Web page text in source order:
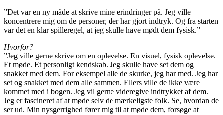
”Det var en ny måde at skrive mine erindringer på. Jeg ville
koncentrere mig om de personer, der har gjort indtryk. Og fra starten
var det en klar spilleregel, at jeg skulle have mødt dem fysisk.”
Hvorfor?
”Jeg ville gerne skrive om en oplevelse. En visuel, fysisk oplevelse.
Et møde. Et personligt kendskab. Jeg skulle have set dem og
snakket med dem. For eksempel alle de skurke, jeg har med. Jeg har
set og snakket med dem alle sammen. Ellers ville de ikke være
kommet med i bogen. Jeg vil gerne videregive indtrykket af dem.
Jeg er fascineret af at møde selv de mærkeligste folk. Se, hvordan de
ser ud. Min nysgerrighed fører mig til at møde dem, forsøge at